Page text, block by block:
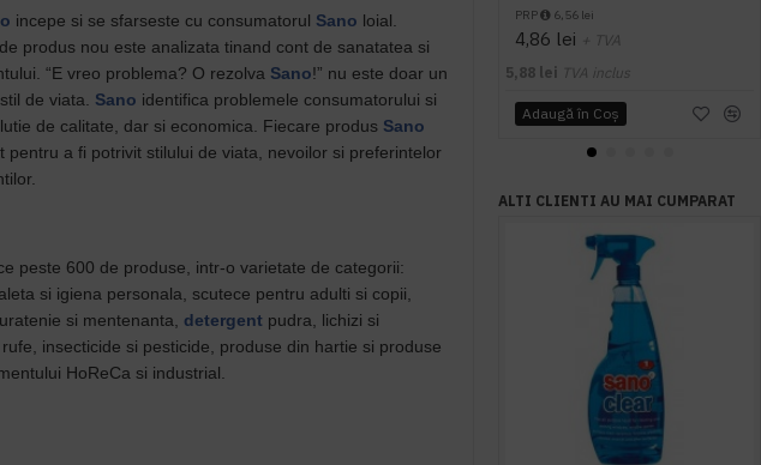
incepe si se sfarseste cu consumatorul Sano loial.
produs nou este analizata tinand cont de sanatatea si
“E vreo problema? O rezolva Sano!” nu este doar un
de viata. Sano identifica problemele consumatorului si
de calitate, dar si economica. Fiecare produs Sano
pentru a fi potrivit stilului de viata, nevoilor si preferintelor
peste 600 de produse, intr-o varietate de categorii:
si igiena personala, scutece pentru adulti si copii,
si mentenanta, detergent pudra, lichizi si
insecticide si pesticide, produse din hartie si produse
HoReCa si industrial.
PRP 6,56 lei
4,86 lei + TVA
5,88 lei TVA inclus
Adaugă în Coş
ALTI CLIENTI AU MAI CUMPARAT